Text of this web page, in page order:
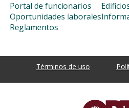
Portal de funcionarios
Oportunidades laborales
Reglamentos
Términos de uso